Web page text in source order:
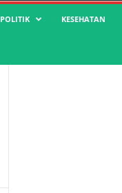
POLITIK KESEHATAN